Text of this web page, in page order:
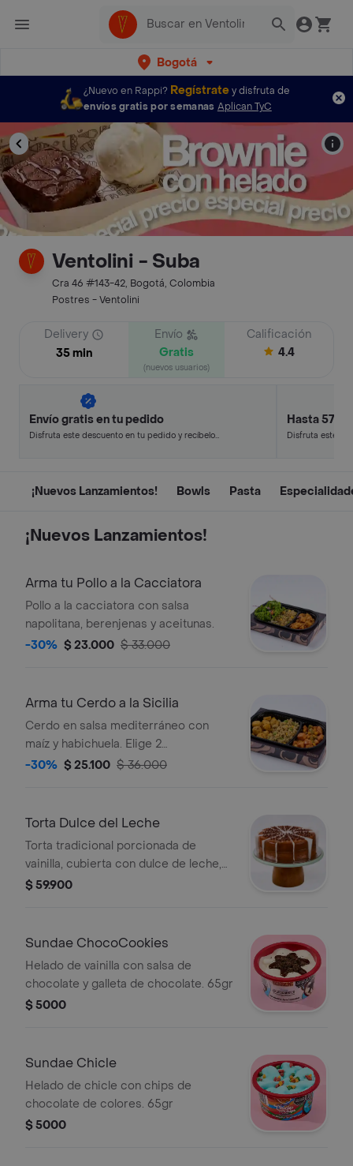
Bogotá
¿Nuevo en Rappi? Regístratey disfruta de
envíos gratis por semanas Aplican TyC
Ventolini - Suba
Cra 46 #143-42, Bogotá, Colombia
Postres - Ventolini
Delivery
35 min
Envío
Gratis
(nuevos usuarios)
Calificación
4.4
Envío gratis en tu pedido
Disfruta este descuento en tu pedido y recíbelo
Hasta 57%
Disfruta este
¡Nuevos Lanzamientos! Bowls Pasta
¡Nuevos Lanzamientos!
Arma tu Pollo a la Cacciatora
Pollo a la cacciatora con salsa
napolitana, berenjenas y aceitunas.
-30% $ 23.000 $ 33.000
Arma tu Cerdo a la Sicilia
Cerdo en salsa mediterráneo con
maíz y habichuela. Elige 2
acompañantes.
-30% $ 25.100 $ 36.000
Torta Dulce del Leche
Torta tradicional porcionada de
vainilla, cubierta con dulce de leche,
decorada con chips de chocolate. 12
$ 59.900
Sundae ChocoCookies
Helado de vainilla con salsa de
chocolate y galleta de chocolate. 65gr
$ 5000
Sundae Chicle
Helado de chicle con chips de
chocolate de colores. 65gr
$ 5000